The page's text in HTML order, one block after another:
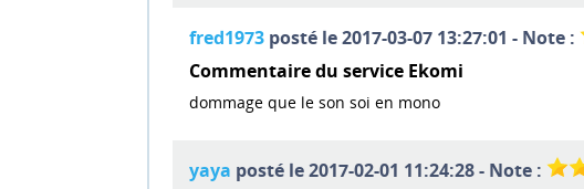
fred1973 posté le 2017-03-07 13:27:01 - Note :
Commentaire du service Ekomi
dommage que le son soi en mono
yaya posté le 2017-02-01 11:24:28 - Note :